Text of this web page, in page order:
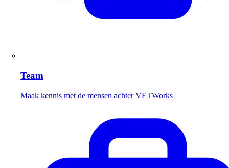
Team
Maak kennis met de mensen achter VETWorks